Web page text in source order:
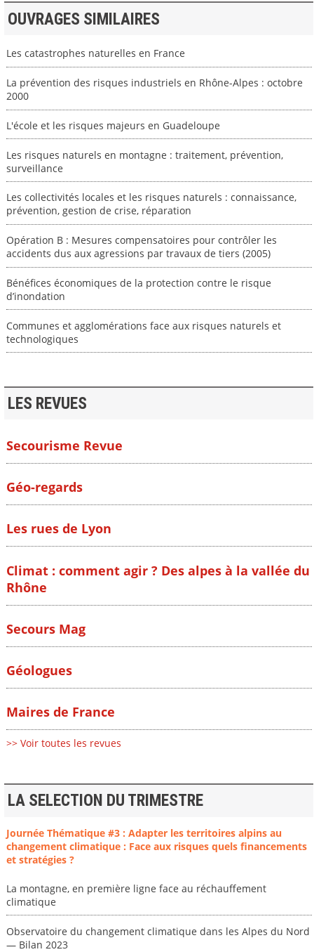
OUVRAGES SIMILAIRES
Les catastrophes naturelles en France
La prévention des risques industriels en Rhône-Alpes : octobre
2000
L'école et les risques majeurs en Guadeloupe
Les risques naturels en montagne : traitement, prévention,
surveillance
Les collectivités locales et les risques naturels : connaissance,
prévention, gestion de crise, réparation
Opération B : Mesures compensatoires pour contrôler les
accidents dus aux agressions par travaux de tiers (2005)
Bénéfices économiques de la protection contre le risque
d’inondation
Communes et agglomérations face aux risques naturels et
technologiques
LES REVUES
Secourisme Revue
Géo-regards
Les rues de Lyon
Climat : comment agir ? Des alpes à la vallée du
Rhône
Secours Mag
Géologues
Maires de France
>> Voir toutes les revues
LA SELECTION DU TRIMESTRE
Journée Thématique #3 : Adapter les territoires alpins au
changement climatique : Face aux risques quels financements
et stratégies ?
La montagne, en première ligne face au réchauffement
climatique
Observatoire du changement climatique dans les Alpes du Nord
— Bilan 2023